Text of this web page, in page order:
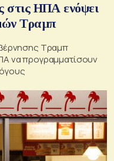
στις ΗΠΑ ενόψει
Τραμπ
Τραμπ
να προγραμματίσουν